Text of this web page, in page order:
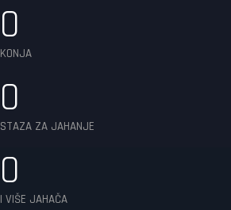
0
KONJA
0
STAZA ZA JAHANJE
0
I VIŠE JAHAČA